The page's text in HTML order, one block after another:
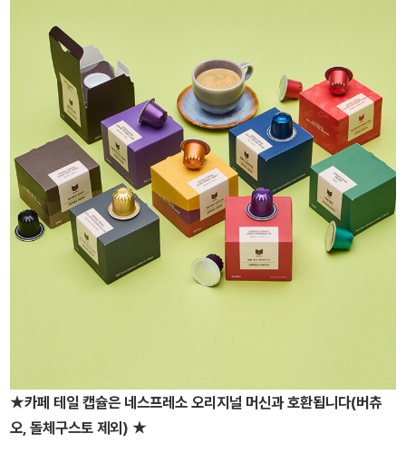
★카페 테일 캡슐은 네스프레소 오리지널 머신과 호환됩니다(버츄
오, 돌체구스토 제외) ★